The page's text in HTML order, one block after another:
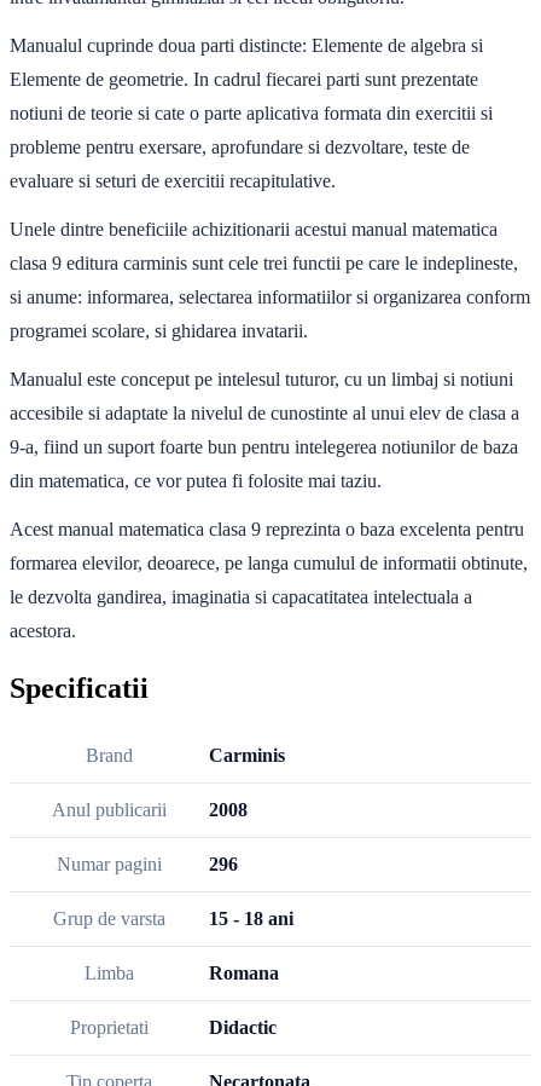
Manualul cuprinde doua parti distincte: Elemente de algebra si
Elemente de geometrie. In cadrul fiecarei parti sunt prezentate
notiuni de teorie si cate o parte aplicativa formata din exercitii si
probleme pentru exersare, aprofundare si dezvoltare, teste de
evaluare si seturi de exercitii recapitulative.
Unele dintre beneficiile achizitionarii acestui manual matematica
clasa 9 editura carminis sunt cele trei functii pe care le indeplineste,
si anume: informarea, selectarea informatiilor si organizarea conform
programei scolare, si ghidarea invatarii.
Manualul este conceput pe intelesul tuturor, cu un limbaj si notiuni
accesibile si adaptate la nivelul de cunostinte al unui elev de clasa a
9-a, fiind un suport foarte bun pentru intelegerea notiunilor de baza
din matematica, ce vor putea fi folosite mai taziu.
Acest manual matematica clasa 9 reprezinta o baza excelenta pentru
formarea elevilor, deoarece, pe langa cumulul de informatii obtinute,
le dezvolta gandirea, imaginatia si capacatitatea intelectuala a
acestora.
Specificatii
Brand Carminis
Anul publicarii 2008
Numar pagini 296
Grup de varsta 15 - 18 ani
Limba Romana
Proprietati Didactic